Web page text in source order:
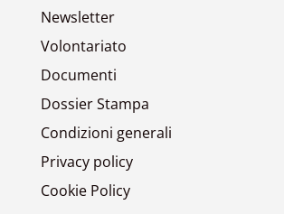
Newsletter
Volontariato
Documenti
Dossier Stampa
Condizioni generali
Privacy policy
Cookie Policy